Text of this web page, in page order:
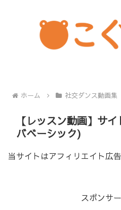
ホーム 社交ダンス動画集
【レッスン動画】サ
バベーシック)
当サイトはアフィリエイト広
スポンサ